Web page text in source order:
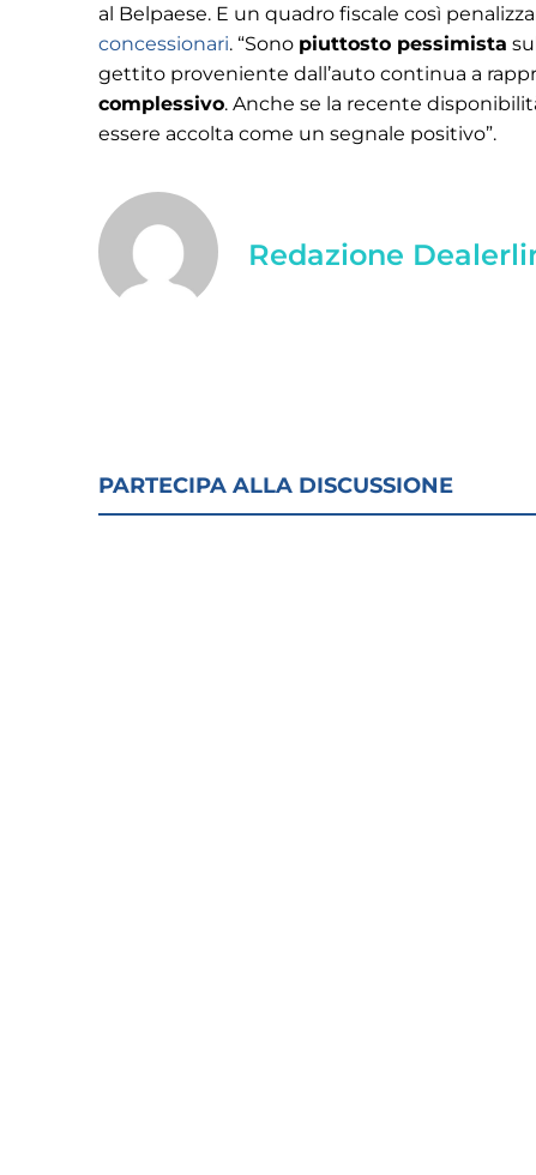
al Belpaese. E un quadro fiscale così
concessionari. “Sono piuttosto pessimista
gettito proveniente dall’auto continua a
complessivo. Anche se la recente
essere accolta come un segnale positivo”.
Redazione
PARTECIPA ALLA DISCUSSIONE